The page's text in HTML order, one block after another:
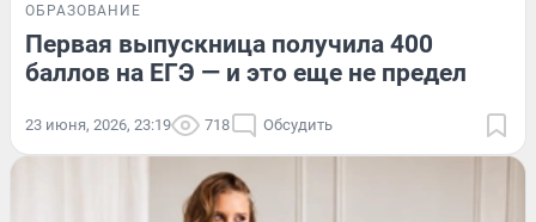
ОБРАЗОВАНИЕ
Первая выпускница получила 400
баллов на ЕГЭ — и это еще не предел
23 июня, 2026, 23:19 718 Обсудить